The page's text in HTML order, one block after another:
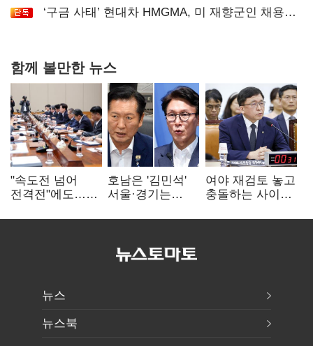
‘구금 사태’ 현대차 HMGMA, 미 재향군인 채용
함께 볼만한 뉴스
"속도전 넘어
전격전"에도…
주 52시간까지
호남은 '김민석'
서울·경기는
승자는 '안갯속'
여야 재검토 놓고
충돌하는 사이…
수 오차 당연"
뉴스
뉴스북